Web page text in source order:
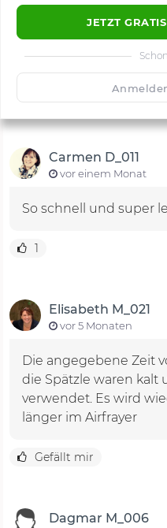
JETZT
🙂
Carmen D_011
vor einem Monat
So schnell und super
1
Elisabeth M_021
vor 5 Monaten
Die angegebene Zeit
die Spätzle waren kalt
verwendet. Es wird
länger im Airfrayer
Gefällt mir
Dagmar M_006